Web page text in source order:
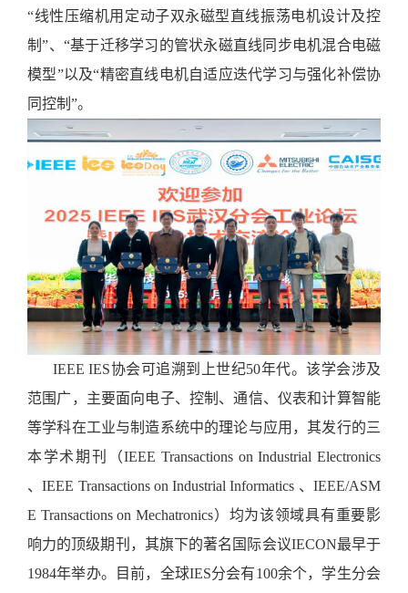
“线性压缩机用定动子双永磁型直线振荡电机设计及控
制”、“基于迁移学习的管状永磁直线同步电机混合电磁
模型”以及“精密直线电机自适应迭代学习与强化补偿协
同控制”。
IEEE IES协会可追溯到上世纪50年代。该学会涉及
范围广，主要面向电子、控制、通信、仪表和计算智能
等学科在工业与制造系统中的理论与应用，其发行的三
本学术期刊（IEEE Transactions on Industrial Electronics
、IEEE Transactions on Industrial Informatics 、IEEE/ASM
E Transactions on Mechatronics）均为该领域具有重要影
响力的顶级期刊，其旗下的著名国际会议IECON最早于
1984年举办。目前，全球IES分会有100余个，学生分会